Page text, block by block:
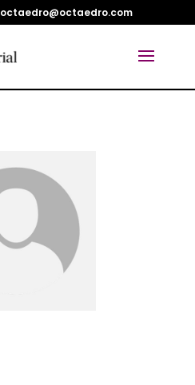
octaedro@octaedro.com